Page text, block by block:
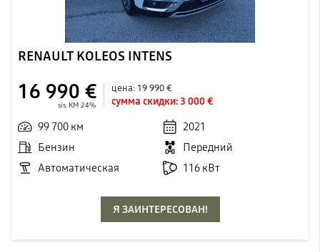
RENAULT KOLEOS INTENS
16 990 €
sis. KM 24%
цена: 19 990 €
сумма скидки:3 000 €
99 700 км
2021
Бензин
Передний
Автоматическая
116 кВт
Я ЗАИНТЕРЕСОВАН!